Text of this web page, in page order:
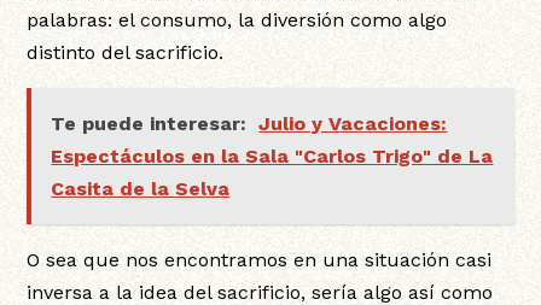
palabras: el consumo, la diversión como algo
distinto del sacrificio.
Te puede interesar:
Julio y Vacaciones:
Espectáculos en la Sala "Carlos Trigo" de La
Casita de la Selva
O sea que nos encontramos en una situación casi
inversa a la idea del sacrificio, sería algo así como